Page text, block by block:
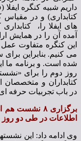
داریم شبیه کنگره
کتابداری) و در مقیاس
های ایفلا را،
آمده آن را در همایش
این کنگره متفاوت عمل
می کنیم. بنابراین
شده است. و برنامه
روز دوم را برای
کتابداران و
در باب تجربیات حرفه
برگزاری ۸
اطلاعات در طی دو روز
وی ادامه داد: این